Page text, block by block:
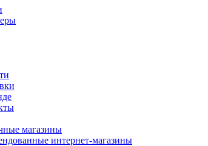
магазины
интернет-магазины